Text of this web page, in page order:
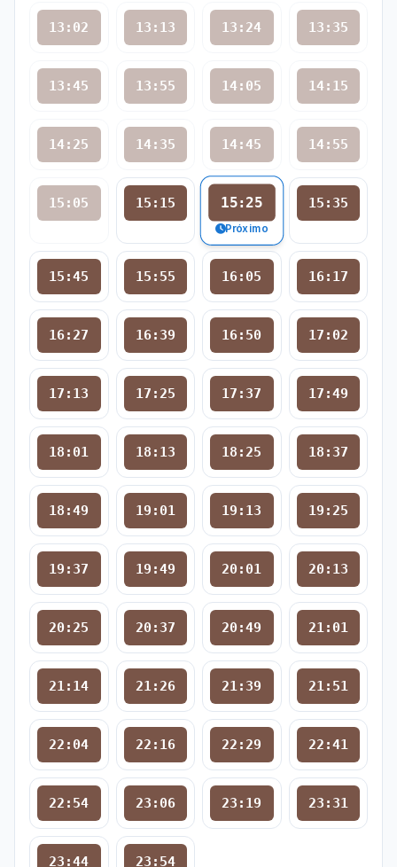
13:02 13:13 13:24 13:35
13:45 13:55 14:05 14:15
14:25 14:35 14:45 14:55
15:05 15:15 15:25
Próximo
15:35
15:45 15:55 16:05 16:17
16:27 16:39 16:50 17:02
17:13 17:25 17:37 17:49
18:01 18:13 18:25 18:37
18:49 19:01 19:13 19:25
19:37 19:49 20:01 20:13
20:25 20:37 20:49 21:01
21:14 21:26 21:39 21:51
22:04 22:16 22:29 22:41
22:54 23:06 23:19 23:31
23:44 23:54